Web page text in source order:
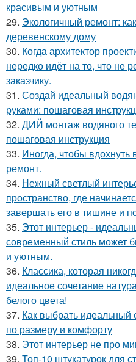
красивым и уютным
29. Экологичный ремонт:
деревенскому дому
30. Когда архитектор
нередко идёт на то, что не
заказчику.
31. Создай идеальный
руками: пошаговая
32. ДИЙ монтаж водяного
пошаговая инструкция
33. Иногда, чтобы
ремонт.
34. Нежный светлый
пространство, где
завершать его в тишине и
35. Этот интерьер -
современный стиль может
и уютным.
36. Классика, которая
идеальное сочетание
белого цвета!
37. Как выбрать идеальный
по размеру и комфорту
38. Этот интерьер не про
39. Топ-10 штукатурок для